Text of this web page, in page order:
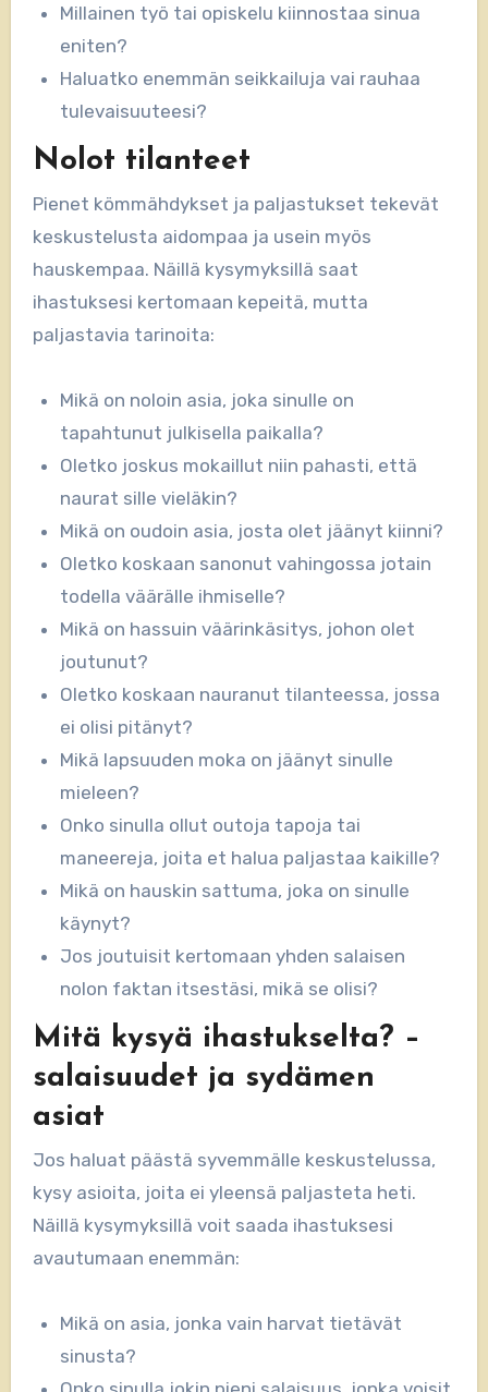
Millainen työ tai opiskelu kiinnostaa sinua
eniten?
Haluatko enemmän seikkailuja vai rauhaa
tulevaisuuteesi?
Nolot tilanteet
Pienet kömmähdykset ja paljastukset tekevät
keskustelusta aidompaa ja usein myös
hauskempaa. Näillä kysymyksillä saat
ihastuksesi kertomaan kepeitä, mutta
paljastavia tarinoita:
Mikä on noloin asia, joka sinulle on
tapahtunut julkisella paikalla?
Oletko joskus mokaillut niin pahasti, että
naurat sille vieläkin?
Mikä on oudoin asia, josta olet jäänyt kiinni?
Oletko koskaan sanonut vahingossa jotain
todella väärälle ihmiselle?
Mikä on hassuin väärinkäsitys, johon olet
joutunut?
Oletko koskaan nauranut tilanteessa, jossa
ei olisi pitänyt?
Mikä lapsuuden moka on jäänyt sinulle
mieleen?
Onko sinulla ollut outoja tapoja tai
maneereja, joita et halua paljastaa kaikille?
Mikä on hauskin sattuma, joka on sinulle
käynyt?
Jos joutuisit kertomaan yhden salaisen
nolon faktan itsestäsi, mikä se olisi?
Mitä kysyä ihastukselta? –
salaisuudet ja sydämen
asiat
Jos haluat päästä syvemmälle keskustelussa,
kysy asioita, joita ei yleensä paljasteta heti.
Näillä kysymyksillä voit saada ihastuksesi
avautumaan enemmän:
Mikä on asia, jonka vain harvat tietävät
sinusta?